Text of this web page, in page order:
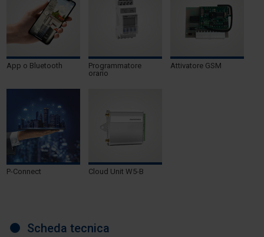
App o Bluetooth
Programmatore
orario
Attivatore GSM
P-Connect Cloud Unit W5-B
Scheda tecnica